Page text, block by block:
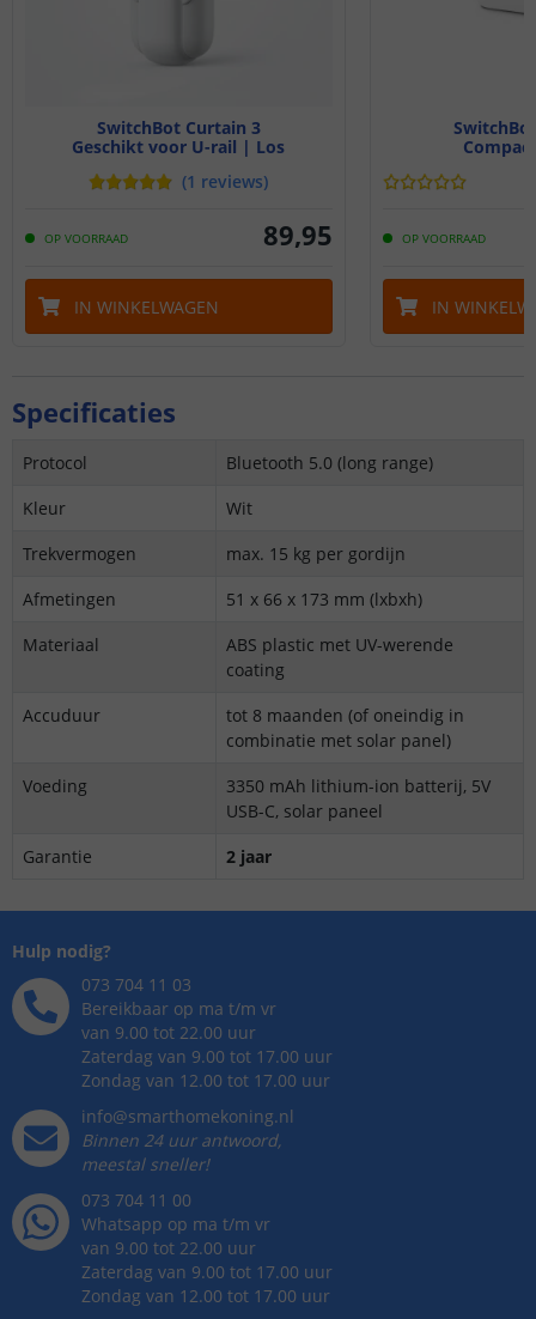
SwitchBot Curtain 3
Geschikt voor U-rail | Los
(1 reviews)
OP VOORRAAD 89,95
IN WINKELWAGEN
OP VOORRAAD
IN
Specificaties
Protocol
Bluetooth 5.0 (long range)
Kleur
Wit
Trekvermogen
max. 15 kg per gordijn
Afmetingen
51 x 66 x 173 mm (lxbxh)
Materiaal
ABS plastic met UV-werende
coating
Accuduur
tot 8 maanden (of oneindig in
combinatie met solar panel)
Voeding
3350 mAh lithium-ion batterij, 5V
USB-C, solar paneel
Garantie
2 jaar
Hulp nodig?
073 704 11 03
Bereikbaar op ma t/m vr
van 9.00 tot 22.00 uur
Zaterdag van 9.00 tot 17.00 uur
Zondag van 12.00 tot 17.00 uur
info@smarthomekoning.nl
Binnen 24 uur antwoord,
meestal sneller!
073 704 11 00
Whatsapp op ma t/m vr
van 9.00 tot 22.00 uur
Zaterdag van 9.00 tot 17.00 uur
Zondag van 12.00 tot 17.00 uur